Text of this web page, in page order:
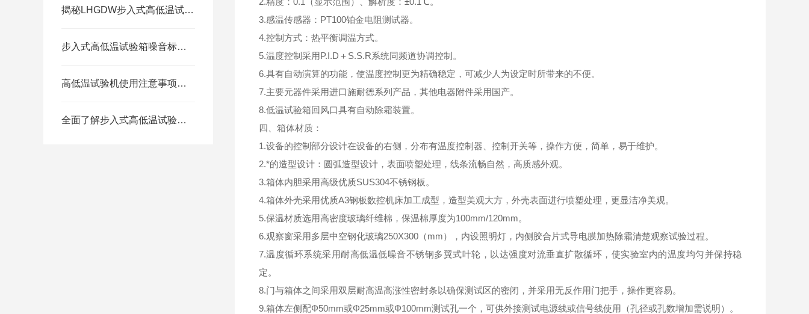
揭秘LHGDW步入式高低温试验箱：箱体结构里的科技密码
步入式高低温试验箱噪音标准及控制措施
高低温试验机使用注意事项及维护指南
全面了解步入式高低温试验箱的温度范围与应用场景
3.感温传感器：PT100铂金电阻测试器。
4.控制方式：热平衡调温方式。
5.温度控制采用P.I.D＋S.S.R系统同频道协调控制。
6.具有自动演算的功能，使温度控制更为精确稳定，可减少人为设定时所带来的不便。
7.主要元器件采用进口施耐德系列产品，其他电器附件采用国产。
8.低温试验箱回风口具有自动除霜装置。
四、箱体材质：
1.设备的控制部分设计在设备的右侧，分布有温度控制器、控制开关等，操作方便，简单，易于维护。
2.*的造型设计：圆弧造型设计，表面喷塑处理，线条流畅自然，高质感外观。
3.箱体内胆采用高级优质SUS304不锈钢板。
4.箱体外壳采用优质A3钢板数控机床加工成型，造型美观大方，外壳表面进行喷塑处理，更显洁净美观。
5.保温材质选用高密度玻璃纤维棉，保温棉厚度为100mm/120mm。
6.观察窗采用多层中空钢化玻璃250X300（mm），内设照明灯，内侧胶合片式导电膜加热除霜清楚观察试验过程。
7.温度循环系统采用耐高低温低噪音不锈钢多翼式叶轮，以达强度对流垂直扩散循环，使实验室内的温度均匀并保持稳
定。
8.门与箱体之间采用双层耐高温高涨性密封条以确保测试区的密闭，并采用无反作用门把手，操作更容易。
9.箱体左侧配Φ50mm或Φ25mm或Φ100mm测试孔一个，可供外接测试电源线或信号线使用（孔径或孔数增加需说明）。